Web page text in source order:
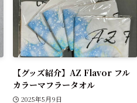
【グッズ紹介】AZ Flavor フル
カラーマフラータオル
2025年5月9日